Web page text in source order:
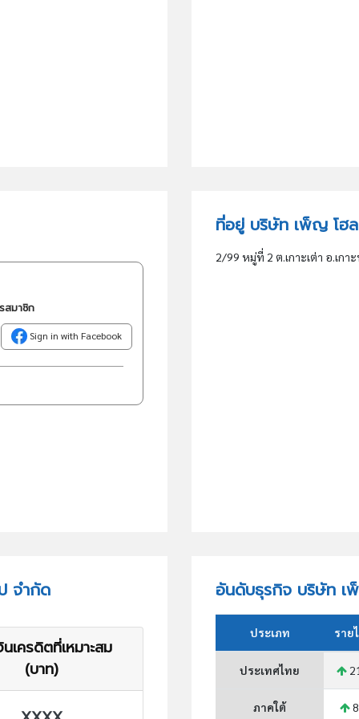
สมาชิก
Sign in with Facebook
ที่อยู่ บริษัท เพ็ญ โฮ
2/99 หมู่ที่ 2 ต.เกาะเต่า อ.เกา
จำกัด
เครดิตที่เหมาะสม
(บาท)
อันดับธุรกิจ บริษัท เ
ประเภท ราย
ประเทศไทย
ภาคใต้